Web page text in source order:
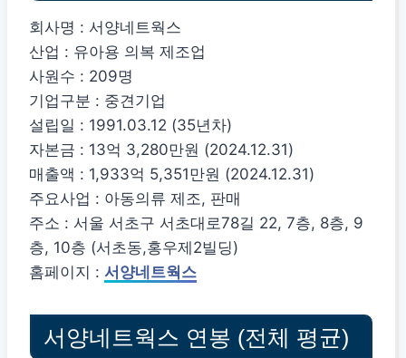
회사명 : 서양네트웍스
산업 : 유아용 의복 제조업
사원수 : 209명
기업구분 : 중견기업
설립일 : 1991.03.12 (35년차)
자본금 : 13억 3,280만원 (2024.12.31)
매출액 : 1,933억 5,351만원 (2024.12.31)
주요사업 : 아동의류 제조, 판매
주소 : 서울 서초구 서초대로78길 22, 7층, 8층, 9
층, 10층 (서초동,홍우제2빌딩)
홈페이지 : 서양네트웍스
서양네트웍스 연봉 (전체 평균)